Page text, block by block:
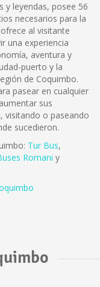
y leyendas, posee 56
necesarios para la
al visitante
una experiencia
aventura y
puerto y la
de Coquimbo.
pasear en cualquier
sus
visitando o paseando
sucedieron.
Tur Bus,
Romani y